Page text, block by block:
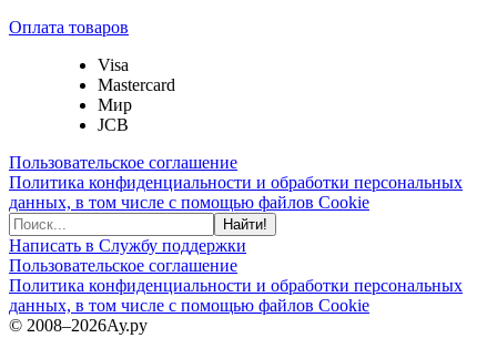
Оплата товаров
Visa
Mastercard
Мир
JCB
Пользовательское соглашение
Политика конфиденциальности и обработки персональных
данных, в том числе с помощью файлов Cookie
Найти!
Написать в Службу поддержки
Пользовательское соглашение
Политика конфиденциальности и обработки персональных
данных, в том числе с помощью файлов Cookie
© 2008–2026Ау.ру